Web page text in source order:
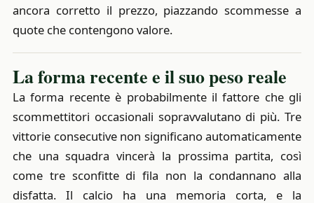
ancora corretto il prezzo, piazzando scommesse a
quote che contengono valore.
La forma recente e il suo peso reale
La forma recente è probabilmente il fattore che gli
scommettitori occasionali sopravvalutano di più. Tre
vittorie consecutive non significano automaticamente
che una squadra vincerà la prossima partita, così
come tre sconfitte di fila non la condannano alla
disfatta. Il calcio ha una memoria corta, e la